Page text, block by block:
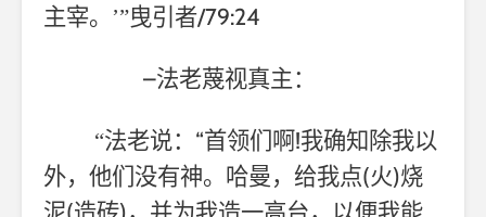
主宰。’”曳引者/79:24
–法老蔑视真主：
“法老说： “首领们啊 !我确知除我以
外，他们没有神。哈曼，给我点(火)烧
( )